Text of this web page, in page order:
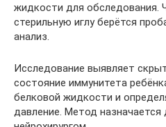
жидкости для обследования.
стерильную иглу берётся
анализ.
Исследование выявляет
состояние иммунитета
белковой жидкости и
давление. Метод назначается